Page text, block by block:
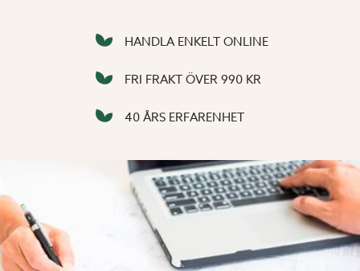
HANDLA ENKELT ONLINE
FRI FRAKT ÖVER 990 KR
40 ÅRS ERFARENHET